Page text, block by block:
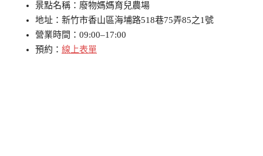
景點名稱：廢物媽媽育兒農場
地址：新竹市香山區海埔路518巷75弄85之1號
營業時間：09:00–17:00
預約： 線上表單